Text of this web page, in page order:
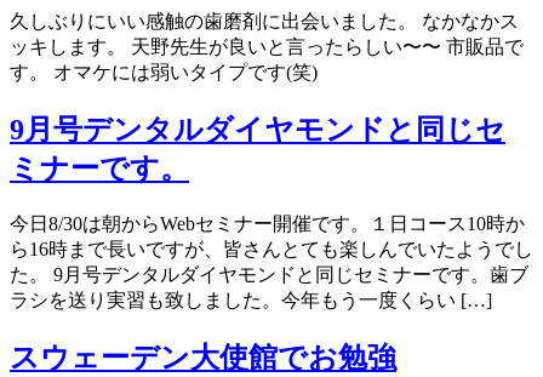
久しぶりにいい感触の歯磨剤に出会いました。 なかなかス
ッキします。 天野先生が良いと言ったらしい〜〜 市販品で
す。 オマケには弱いタイプです(笑)
9月号デンタルダイヤモンドと同じセ
ミナーです。
今日8/30は朝からWebセミナー開催です。１日コース10時か
ら16時まで長いですが、皆さんとても楽しんでいたようでし
た。 9月号デンタルダイヤモンドと同じセミナーです。歯ブ
ラシを送り実習も致しました。今年もう一度くらい […]
スウェーデン大使館でお勉強